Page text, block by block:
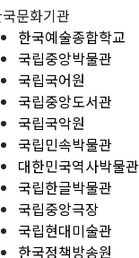
문화기관
한국예술종합학교
국립중앙박물관
국립국어원
국립중앙도서관
국립국악원
국립민속박물관
대한민국역사박물관
국립한글박물관
국립중앙극장
국립현대미술관
한국정책방송원